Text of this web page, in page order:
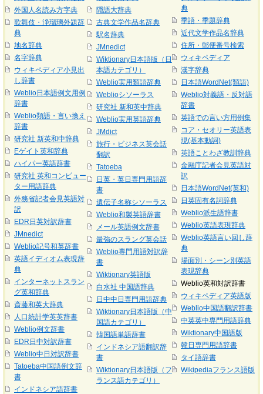
外国人名読み方字典
歌舞伎・浄瑠璃外題辞
典
地名辞典
名字辞典
ウィキペディア小見出
し辞書
Weblio日本語例文用例
辞書
Weblio類語・言い換え
辞書
研究社 新英和中辞典
Eゲイト英和辞典
ハイパー英語辞書
研究社 英和コンピュー
ター用語辞典
外務省記者会見英語対
訳
EDR日英対訳辞書
JMnedict
Weblio記号和英辞書
英語イディオム表現辞
典
インターネットスラン
グ英和辞典
斎藤和英大辞典
人口統計学英英辞書
Weblio例文辞書
EDR日中対訳辞書
Weblio中日対訳辞書
Tatoeba中国語例文辞
書
インドネシア語辞書
隠語大辞典
古典文学作品名辞典
駅名辞典
JMnedict
Wiktionary日本語版（日
本語カテゴリ）
Weblio実用類語辞典
Weblioシソーラス
研究社 新和英中辞典
Weblio実用英語辞典
JMdict
旅行・ビジネス英会話
翻訳
Tatoeba
日英・英日専門用語辞
書
遺伝子名称シソーラス
Weblio和製英語辞書
メール英語例文辞書
最強のスラング英会話
Weblio専門用語対訳辞
書
Wiktionary英語版
白水社 中国語辞典
日中中日専門用語辞典
Wiktionary日本語版（中
国語カテゴリ）
韓国語単語辞書
インドネシア語翻訳辞
書
Wiktionary日本語版（フ
ランス語カテゴリ）
典
季語・季題辞典
近代文学作品名辞典
住所・郵便番号検索
ウィキペディア
漢字辞典
日本語WordNet(類語)
Weblio対義語・反対語
辞書
英語での言い方用例集
コア・セオリー英語表
現(基本動詞)
英語ことわざ教訓辞典
金融庁記者会見英語対
訳
日本語WordNet(英和)
日英固有名詞辞典
Weblio派生語辞書
Weblio英語表現辞典
Weblio英語言い回し辞
典
場面別・シーン別英語
表現辞典
Weblio英和対訳辞書
ウィキペディア英語版
Weblio中国語翻訳辞書
中英英中専門用語辞典
Wiktionary中国語版
韓日専門用語辞書
タイ語辞書
Wikipediaフランス語版